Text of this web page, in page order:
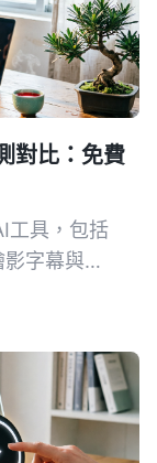
對比：免費
工具，包括
字幕與